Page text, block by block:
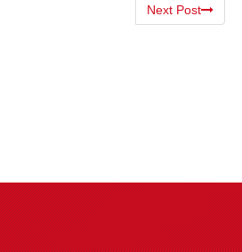
Next Post